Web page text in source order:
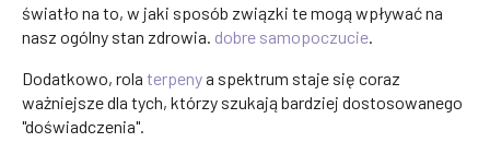
światło na to, w jaki sposób związki te mogą wpływać na
nasz ogólny stan zdrowia. dobre samopoczucie.
Dodatkowo, rola terpenya spektrum staje się coraz
ważniejsze dla tych, którzy szukają bardziej dostosowanego
"doświadczenia".